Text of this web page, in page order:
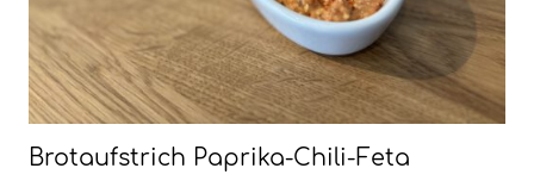
Brotaufstrich Paprika-Chili-Feta